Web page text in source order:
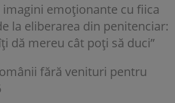
imagini emoționante cu fiica
la eliberarea din penitenciar:
dă mereu cât poți să duci”
fără venituri pentru